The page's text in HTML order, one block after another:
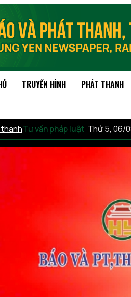
TRUYỀN HÌNH PHÁT THANH
Tư vấn pháp luật Thứ 5, 06/